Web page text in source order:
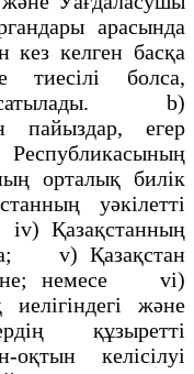
арасында
кез келген басқа
тиесілі болса,
b)
пайыздар, егер
орталық билік
уәкілетті
Қазақстанның
v) Қазақстан
немесе vі)
және
құзыретті
келісілуі